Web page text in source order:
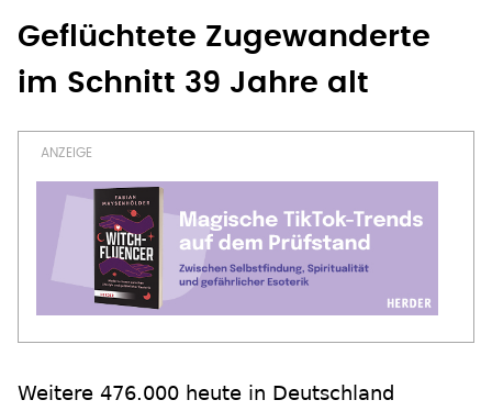
Geflüchtete Zugewanderte
im Schnitt 39 Jahre alt
Weitere 476.000 heute in Deutschland